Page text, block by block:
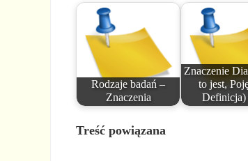
Rodzaje badań –
Znaczenia
Znaczenie
to jest,
Treść powiązana